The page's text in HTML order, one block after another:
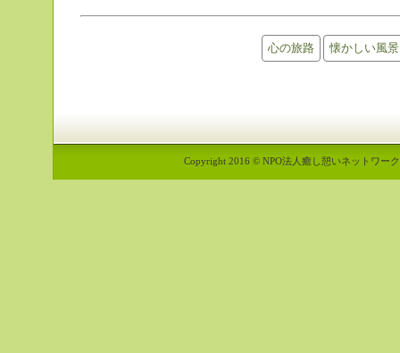
心の旅路 懐かしい風景
Copyright 2016 © NPO法人癒し憩いネットワー